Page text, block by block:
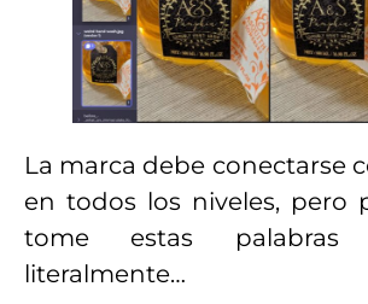
La marca debe conectarse
en todos los niveles, pero
tome estas palabras
literalmente…